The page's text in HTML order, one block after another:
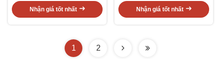
Nhận giá tốt nhất
Nhận giá tốt nhất
1 2